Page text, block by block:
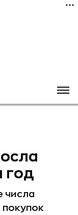
год
числа
покупок